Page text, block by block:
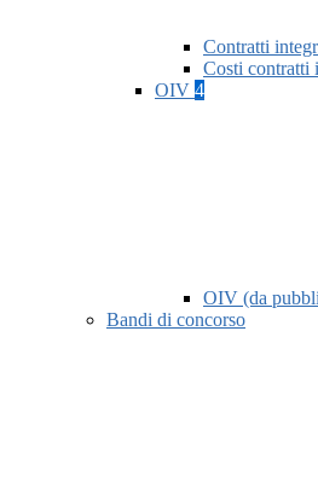
Contratti
Costi contratti
OIV 4
OIV (da
Bandi di concorso